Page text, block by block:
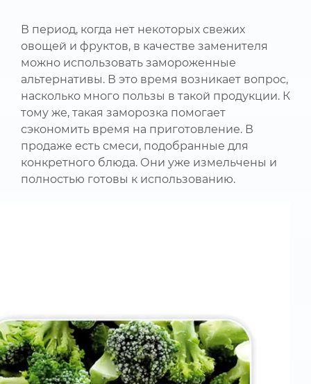
В период, когда нет некоторых свежих
овощей и фруктов, в качестве заменителя
можно использовать замороженные
альтернативы. В это время возникает вопрос,
насколько много пользы в такой продукции. К
тому же, такая заморозка помогает
сэкономить время на приготовление. В
продаже есть смеси, подобранные для
конкретного блюда. Они уже измельчены и
полностью готовы к использованию.